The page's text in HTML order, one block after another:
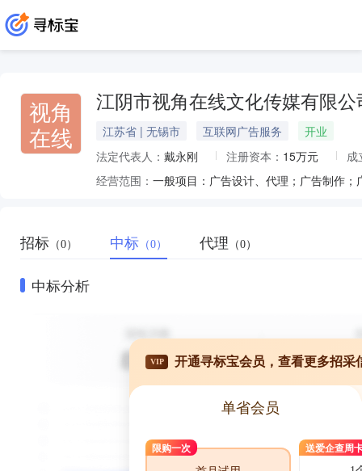
视角
在线
江阴市视角在线文化传媒有限公
江苏省 | 无锡市 互联网广告服务
开业
法定代表人： 戴永刚 注册资本： 15万元
成
经营范围：
招标 （0） 中标 （0） 代理 （0）
中标分析
VIP 开通寻标宝会员，查看更多招采
单省会员
限购一次 送爱企查周